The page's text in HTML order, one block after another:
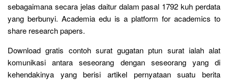
sebagaimana secara jelas daitur dalam pasal 1792 kuh perdata
yang berbunyi. Academia edu is a platform for academics to
share research papers.
Download gratis contoh surat gugatan ptun surat ialah alat
komunikasi antara seseorang dengan seseorang yang di
kehendakinya yang berisi artikel pernyataan suatu berita